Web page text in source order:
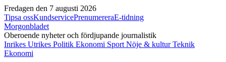
Fredagen den 7 augusti 2026
Tipsa ossKundservicePrenumereraE-tidning
Morgonbladet
Oberoende nyheter och fördjupande journalistik
Inrikes Utrikes Politik Ekonomi Sport Nöje & kulturTeknik
Ekonomi